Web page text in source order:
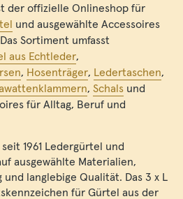
der offizielle Onlineshop für
und ausgewählte Accessoires
Sortiment umfasst
aus Echtleder,
, Hosenträger, Ledertaschen,
, Schals und
für Alltag, Beruf und
1961 Ledergürtel und
ausgewählte Materialien,
langlebige Qualität. Das 3 x L
für Gürtel aus der